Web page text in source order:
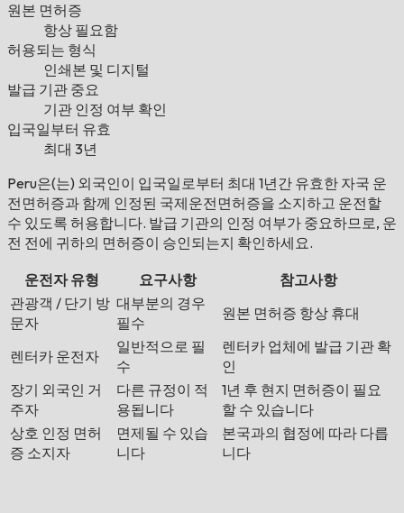
원본 면허증
항상 필요함
허용되는 형식
인쇄본 및 디지털
발급 기관 중요
기관 인정 여부 확인
입국일부터 유효
최대 3년
Peru은(는) 외국인이 입국일로부터 최대 1년간 유효한 자국 운
전면허증과 함께 인정된 국제운전면허증을 소지하고 운전할
수 있도록 허용합니다. 발급 기관의 인정 여부가 중요하므로, 운
전 전에 귀하의 면허증이 승인되는지 확인하세요.
운전자 유형 요구사항
참고사항
관광객 / 단기 방
문자
대부분의 경우
필수
원본 면허증 항상 휴대
렌터카 운전자
일반적으로 필
수
렌터카 업체에 발급 기관 확
인
장기 외국인 거
주자
다른 규정이 적
용됩니다
1년 후 현지 면허증이 필요
할 수 있습니다
상호 인정 면허
증 소지자
면제될 수 있습
니다
본국과의 협정에 따라 다릅
니다